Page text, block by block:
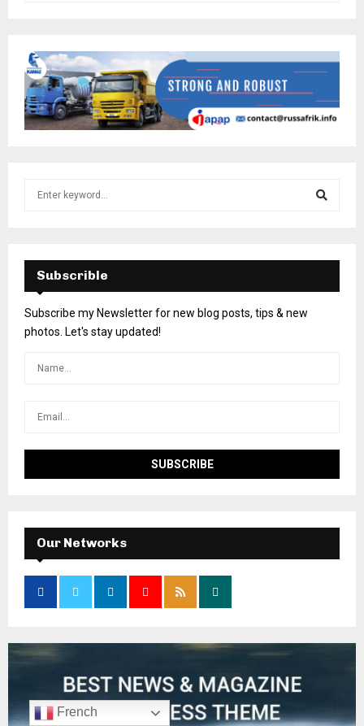
Subscrible
Subscribe my Newsletter for new blog posts, tips & new
photos. Let's stay updated!
Our Networks
French